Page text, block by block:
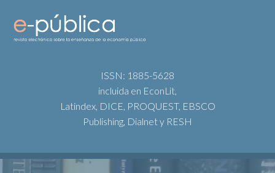
ISSN: 1885-5628
incluida en EconLit,
Latindex, DICE, PROQUEST, EBSCO
Publishing, Dialnet y RESH